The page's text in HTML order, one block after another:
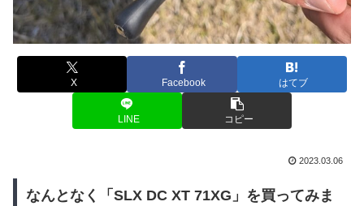
X Facebook はてブ
LINE コピー
2023.03.06
なんとなく「SLX DC XT 71XG」を買ってみま